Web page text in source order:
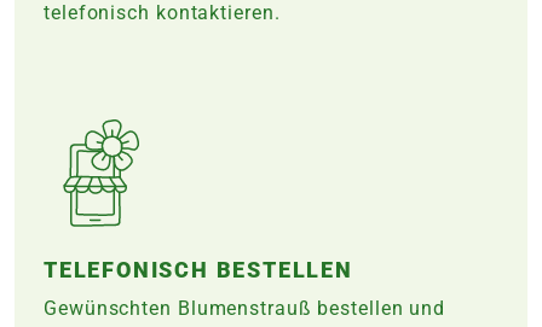
telefonisch kontaktieren.
TELEFONISCH BESTELLEN
Gewünschten Blumenstrauß bestellen und